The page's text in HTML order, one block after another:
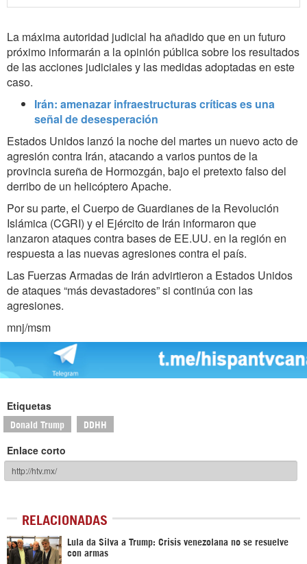
La máxima autoridad judicial ha añadido que en un futuro
próximo informarán a la opinión pública sobre los resultados
de las acciones judiciales y las medidas adoptadas en este
caso.
Irán: amenazar infraestructuras críticas es una
señal de desesperación
Estados Unidos lanzó la noche del martes un nuevo acto de
agresión contra Irán, atacando a varios puntos de la
provincia sureña de Hormozgán, bajo el pretexto falso del
derribo de un helicóptero Apache.
Por su parte, el Cuerpo de Guardianes de la Revolución
Islámica (CGRI) y el Ejército de Irán informaron que
lanzaron ataques contra bases de EE.UU. en la región en
respuesta a las nuevas agresiones contra el país.
Las Fuerzas Armadas de Irán advirtieron a Estados Unidos
de ataques “más devastadores” si continúa con las
agresiones.
mnj/msm
Etiquetas
Donald Trump DDHH
Enlace corto
RELACIONADAS
Lula da Silva a Trump: Crisis venezolana no se resuelve
con armas